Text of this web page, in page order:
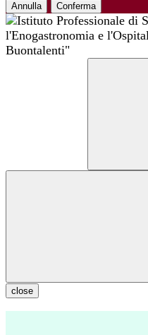
Annulla Conferma
close